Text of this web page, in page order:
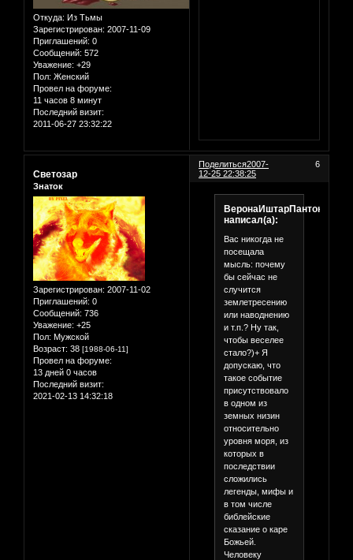
Откуда: Из Тьмы
Зарегистрирован: 2007-11-09
Приглашений: 0
Сообщений: 572
Уважение: +29
Пол: Женский
Провел на форуме:
11 часов 8 минут
Последний визит:
2011-06-27 23:32:22
Поделиться 6
2007-
12-25 22:38:25
Светозар
Знаток
Зарегистрирован: 2007-11-02
Приглашений: 0
Сообщений: 736
Уважение: +25
Пол: Мужской
Возраст: 38 [1988-06-11]
Провел на форуме:
13 дней 0 часов
Последний визит:
2021-02-13 14:32:18
ВеронаИштарПантократор
написал(а):
Вас никогда не
посещала
мысль: почему
бы сейчас не
случится
землетресению
или наводнению
и т.п.? Ну так,
чтобы веселее
стало?)+ Я
допускаю, что
такое событие
присутствовало
в одном из
земных низин
относительно
уровня моря, из
которых в
последствии
сложились
легенды, мифы и
в том числе
библейские
сказание о каре
Божьей.
Человеку